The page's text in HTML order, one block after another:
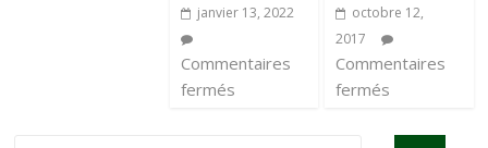
janvier 13, 2022
Commentaires
fermés
octobre 12,
2017
Commentaires
fermés